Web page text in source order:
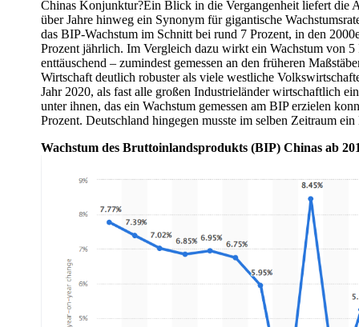
Chinas Konjunktur?Ein Blick in die Vergangenheit liefert die
über Jahre hinweg ein Synonym für gigantische
das BIP-Wachstum im Schnitt bei rund 7 Prozent, in den
Prozent jährlich. Im Vergleich dazu wirkt ein Wachstum von 5
enttäuschend – zumindest gemessen an den früheren
Wirtschaft deutlich robuster als viele westliche
Jahr 2020, als fast alle großen Industrieländer wirtschaftlich
unter ihnen, das ein Wachstum gemessen am BIP erzielen
Prozent. Deutschland hingegen musste im selben Zeitraum
Wachstum des Bruttoinlandsprodukts (BIP) Chinas ab